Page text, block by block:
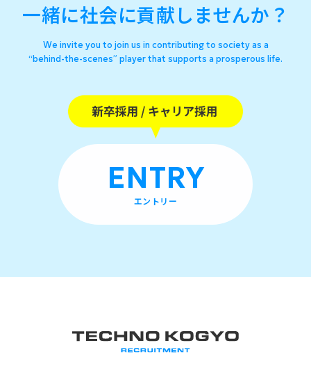
一緒に社会に貢献しませんか？
We invite you to join us in contributing to society as a
“behind-the-scenes” player that supports a prosperous life.
ENTRY
エントリー